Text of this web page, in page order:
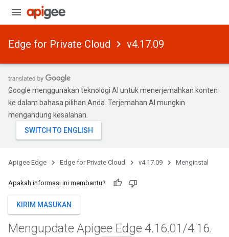
Edge for Private Cloud v4.17.09
Google menggunakan teknologi AI untuk menerjemahkan konten
ke dalam bahasa pilihan Anda. Terjemahan AI mungkin
mengandung kesalahan.
Apigee Edge Edge for Private Cloud v4.17.09 Menginstal
Apakah informasi ini membantu?
KIRIM MASUKAN
Mengupdate Apigee Edge 4.16.01 /4.16.